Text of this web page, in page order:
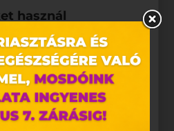
használ
kat (továbbiakban „süti")
fájlok, melyek információt
Ehhez az Ön
hírközlésről szóló 2003.